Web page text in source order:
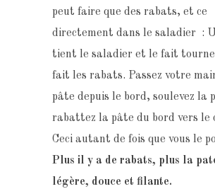
peut faire que des rabats, et ce
directement dans le saladier :
tient le saladier et le fait
fait les rabats. Passez votre
pâte depuis le bord, soulevez la
rabattez la pâte du bord vers le
Ceci autant de fois que vous le
Plus il y a de rabats, plus la
légère, douce et filante.